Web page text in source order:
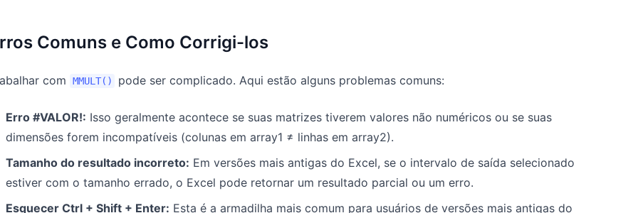
Comuns e Como Corrigi-los
com MMULT() pode ser complicado. Aqui estão alguns problemas comuns:
Erro #VALOR!: Isso geralmente acontece se suas matrizes tiverem valores não numéricos ou se suas
dimensões forem incompatíveis (colunas em array1 ≠ linhas em array2).
Tamanho do resultado incorreto: Em versões mais antigas do Excel, se o intervalo de saída selecionado
estiver com o tamanho errado, o Excel pode retornar um resultado parcial ou um erro.
Esquecer Ctrl + Shift + Enter: Esta é a armadilha mais comum para usuários de versões mais antigas do